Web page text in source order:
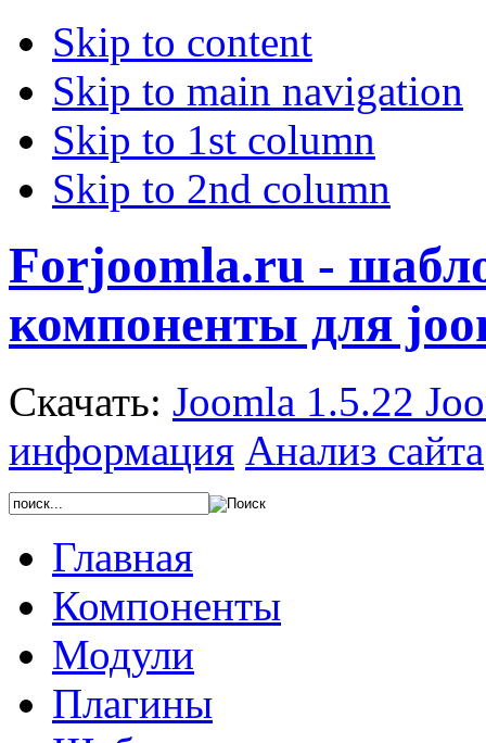
Skip to content
Skip to main navigation
Skip to 1st column
Skip to 2nd column
Forjoomla.ru -
компоненты для
Скачать: Joomla 1.5.22
информация Анализ сайта
Главная
Компоненты
Модули
Плагины